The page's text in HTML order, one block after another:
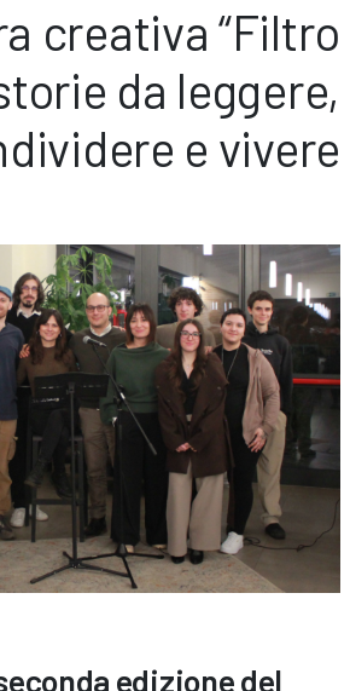
creativa “Filtro
da leggere,
e vivere
edizione del